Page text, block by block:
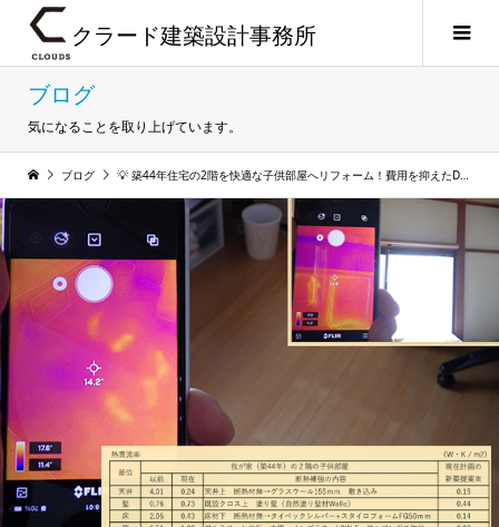
クラード建築設計事務所
ブログ
気になることを取り上げています。
ブログ 💡 築44年住宅の2階を快適な子供部屋へリフォーム！費用を抑えたDIY断熱補強